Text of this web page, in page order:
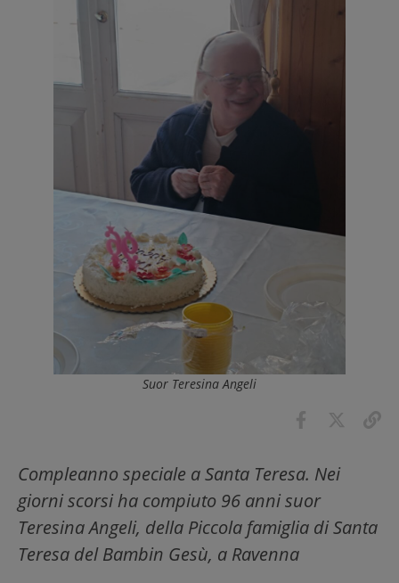
Suor Teresina Angeli
Compleanno speciale a Santa Teresa. Nei
giorni scorsi ha compiuto 96 anni suor
Teresina Angeli, della Piccola famiglia di Santa
Teresa del Bambin Gesù, a Ravenna